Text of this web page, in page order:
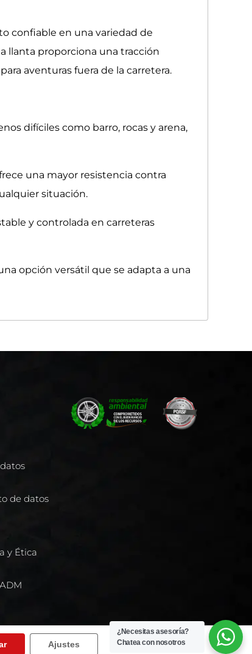
confiable en una variedad de
llanta proporciona una tracción
aventuras fuera de la carretera.
difíciles como barro, rocas y arena,
una mayor resistencia contra
situación.
y controlada en carreteras
opción versátil que se adapta a una
de datos
y Ética
Ajustes
¿Necesitas asesoría?
Chatea con nosotros